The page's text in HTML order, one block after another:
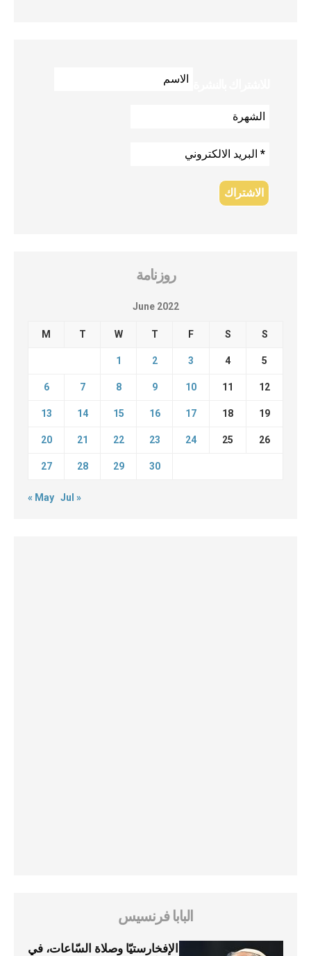
روزنامة
June 2022
M T W T F S S
1 2 3 4 5
6 7 8 9 10 11 12
13 14 15 16 17 18 19
20 21 22 23 24 25 26
27 28 29 30
« May Jul »
البابا فرنسيس
الإفخارستيّا وصلاة السّاعات، في